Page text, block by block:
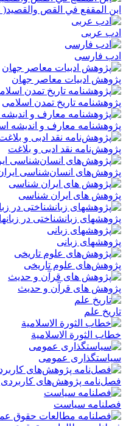
ابن المقفع في القص والقصيد(
ادب عربی
ادب فارسی
پژوهش ادبیات معاصر جهان
پژوهشنامه تاریخ تمدن اسلامی
پژوهشنامه معارف و اندیشه
پژوهش‌نامه نقد ادبی و بلاغت
پژوهش‌های انسان‌شناسی
پژوهش های ایران شناسی
پژوهشهای زبانشناختی در
پژوهشهای زبانی
پژوهش‌های علوم تاریخی
پژوهش های قرآن و حدیث
تاریخ علم
خطاب الثورة الاسلامیة
سیاستگذاری عمومی
فصل‌نامه پژوهش‌های کاربردی
فصلنامه سیاست